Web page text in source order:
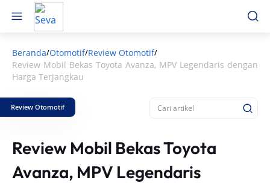
Beranda/Otomotif/Review Otomotif/
Review Mobil Bekas Toyota Avanza, MPV Legendaris dengan
Harga Terjangkau
Review Otomotif
Review Mobil Bekas Toyota
Avanza, MPV Legendaris